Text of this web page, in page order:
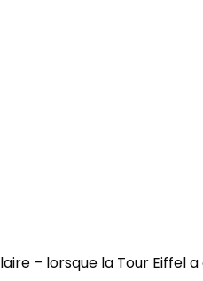
– lorsque la Tour Eiffel